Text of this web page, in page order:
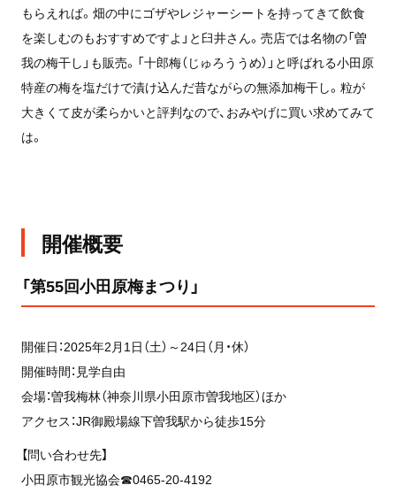
もらえれば。畑の中にゴザやレジャーシートを持ってきて飲食
を楽しむのもおすすめですよ」と臼井さん。売店では名物の「曽
我の梅干し」も販売。「十郎梅（じゅろううめ）」と呼ばれる小田原
特産の梅を塩だけで漬け込んだ昔ながらの無添加梅干し。粒が
大きくて皮が柔らかいと評判なので、おみやげに買い求めてみて
は。
開催概要
「第55回小田原梅まつり」
開催日：2025年2月1日（土）～24日（月・休）
開催時間：見学自由
会場：曽我梅林（神奈川県小田原市曽我地区）ほか
アクセス：JR御殿場線下曽我駅から徒歩15分
【問い合わせ先】
小田原市観光協会☎0465-20-4192